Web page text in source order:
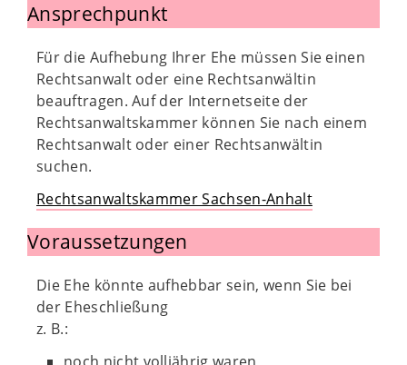
Ansprechpunkt
Für die Aufhebung Ihrer Ehe müssen Sie einen
Rechtsanwalt oder eine Rechtsanwältin
beauftragen. Auf der Internetseite der
Rechtsanwaltskammer können Sie nach einem
Rechtsanwalt oder einer Rechtsanwältin
suchen.
Rechtsanwaltskammer Sachsen-Anhalt
Voraussetzungen
Die Ehe könnte aufhebbar sein, wenn Sie bei
der Eheschließung
z. B.: